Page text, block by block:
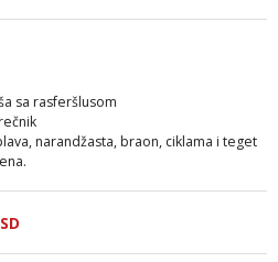
sa rasferšlusom
narandžasta, braon, ciklama i teget